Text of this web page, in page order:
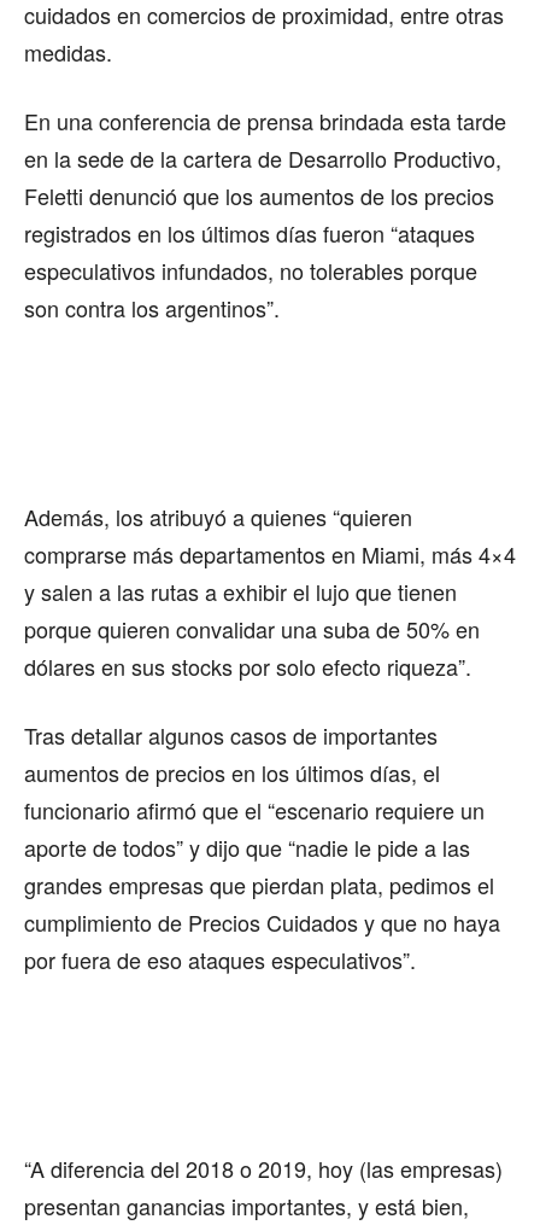
cuidados en comercios de proximidad, entre otras
medidas.
En una conferencia de prensa brindada esta tarde
en la sede de la cartera de Desarrollo Productivo,
Feletti denunció que los aumentos de los precios
registrados en los últimos días fueron “ataques
especulativos infundados, no tolerables porque
son contra los argentinos”.
Además, los atribuyó a quienes “quieren
comprarse más departamentos en Miami, más 4×4
y salen a las rutas a exhibir el lujo que tienen
porque quieren convalidar una suba de 50% en
dólares en sus stocks por solo efecto riqueza”.
Tras detallar algunos casos de importantes
aumentos de precios en los últimos días, el
funcionario afirmó que el “escenario requiere un
aporte de todos” y dijo que “nadie le pide a las
grandes empresas que pierdan plata, pedimos el
cumplimiento de Precios Cuidados y que no haya
por fuera de eso ataques especulativos”.
“A diferencia del 2018 o 2019, hoy (las empresas)
presentan ganancias importantes, y está bien,